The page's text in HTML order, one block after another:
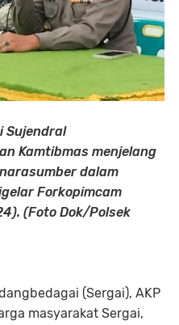
Sujendral
Kamtibmas menjelang
dalam
Forkopimcam
(Foto Dok/Polsek
(Sergai), AKP
masyarakat Sergai,